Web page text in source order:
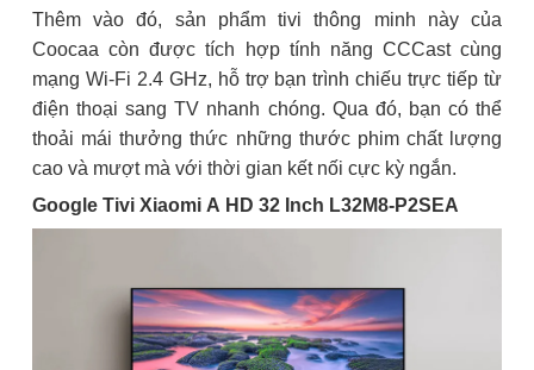
Thêm vào đó, sản phẩm tivi thông minh này của
Coocaa còn được tích hợp tính năng CCCast cùng
mạng Wi-Fi 2.4 GHz, hỗ trợ bạn trình chiếu trực tiếp từ
điện thoại sang TV nhanh chóng. Qua đó, bạn có thể
thoải mái thưởng thức những thước phim chất lượng
cao và mượt mà với thời gian kết nối cực kỳ ngắn.
Google Tivi Xiaomi A HD 32 Inch L32M8-P2SEA